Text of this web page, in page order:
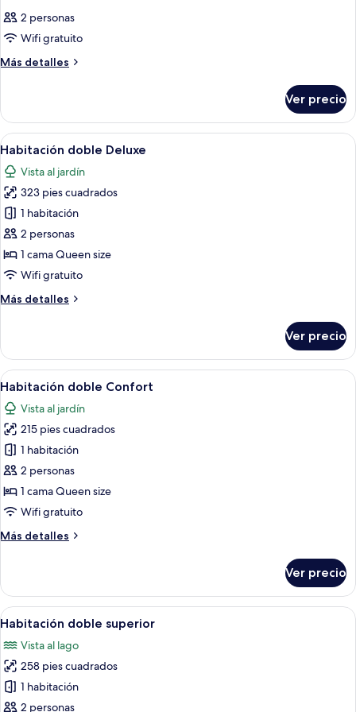
todas
las
fotos
de
2 personas
Wifi gratuito
Más detalles
Más
Ver precio
Abrir
todas
las
fotos
de
Habitación
doble
Deluxe
Un dormitorio con cama, escritorio y
10
Habitación doble Deluxe
Vista al jardín
323 pies cuadrados
1 habitación
2 personas
1 cama Queen size
Wifi gratuito
Más detalles
Más
doble
Deluxe
Ver precio
Abrir
todas
las
fotos
de
Habitación
doble
Confort
Una cama bien hecha con
6
Habitación doble Confort
Vista al jardín
215 pies cuadrados
1 habitación
2 personas
1 cama Queen size
Wifi gratuito
Más detalles
Más
doble
Confort
Ver precio
Abrir
todas
las
fotos
de
Habitación
Habitación de hotel con un ventanal
11
Habitación doble superior
Vista al lago
258 pies cuadrados
1 habitación
2 personas